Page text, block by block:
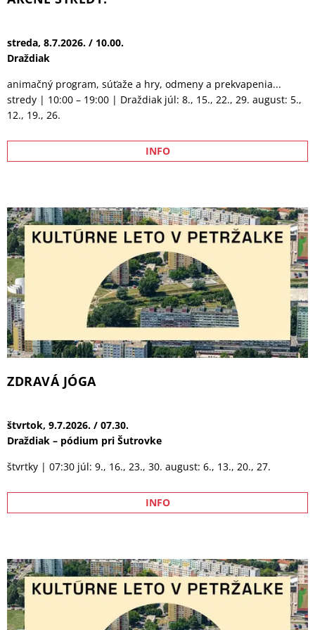
DIVADLO MAKILE
nedeľa, 9.8.2026. / 18.00.
spaľovaný horúcim slnkom a lienka Kikilienka je opäť v
pohotovosti. Jej pomoc tentokrát potrebuje Letná víla zakliata
temnou čarodejnicou do obrazu. júl – august, soboty a nedele o
18:00 Veľký Draždiak, pódium pri Šutrovke alebo pri bufete
Barracuda Vhodné pre deti od 3 rokov. vstup voľný
INFO
Klenoty žánrového filmu: ODYSSEA
DK Zrkadlový háj
r. Ch. Nolan, US, 2026, slovenský dabing, MP-15, násilie, strach,
172 min. Odysea je bezpochyby jedným z najväčších príbehov
našej civilizácie. Aj preto sa ho chopil Christopher Nolan, jeden